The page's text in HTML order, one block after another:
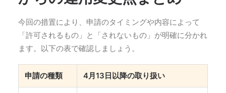
今回の措置により、申請のタイミングや内容によって
「許可されるもの」と「されないもの」が明確に分かれ
ます。以下の表で確認しましょう。
申請の種類 4月13日以降の取り扱い